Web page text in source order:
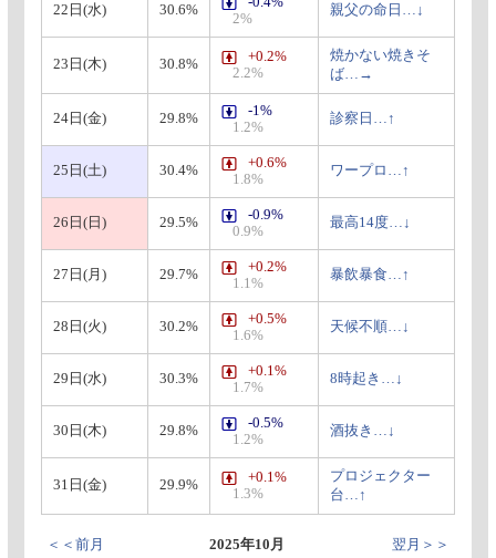
22日(水) 30.6%
2%
親父の命日…↓
23日(木) 30.8%
+0.2%
2.2%
焼かない焼きそ
ば…→
24日(金) 29.8%
-1%
1.2%
診察日…↑
25日(土) 30.4%
+0.6%
1.8%
ワープロ…↑
26日(日) 29.5%
-0.9%
0.9%
最高14度…↓
27日(月) 29.7%
+0.2%
1.1%
暴飲暴食…↑
28日(火) 30.2%
+0.5%
1.6%
天候不順…↓
29日(水) 30.3%
+0.1%
1.7%
8時起き…↓
30日(木) 29.8%
-0.5%
1.2%
酒抜き…↓
31日(金) 29.9%
+0.1%
1.3%
プロジェクター
台…↑
＜＜前月 2025年10月 翌月＞＞